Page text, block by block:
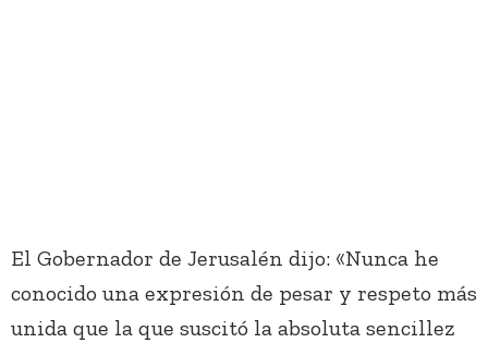
El Gobernador de Jerusalén dijo: «Nunca he
conocido una expresión de pesar y respeto más
unida que la que suscitó la absoluta sencillez